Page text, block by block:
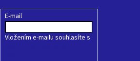
E-mail
Vložením e-mailu souhlasíte s